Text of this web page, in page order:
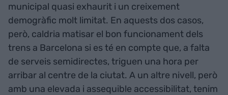
municipal quasi exhaurit i un creixement
demogràfic molt limitat. En aquests dos casos,
però, caldria matisar el bon funcionament dels
trens a Barcelona si es té en compte que, a falta
de serveis semidirectes, triguen una hora per
arribar al centre de la ciutat. A un altre nivell, però
amb una elevada i assequible accessibilitat, tenim